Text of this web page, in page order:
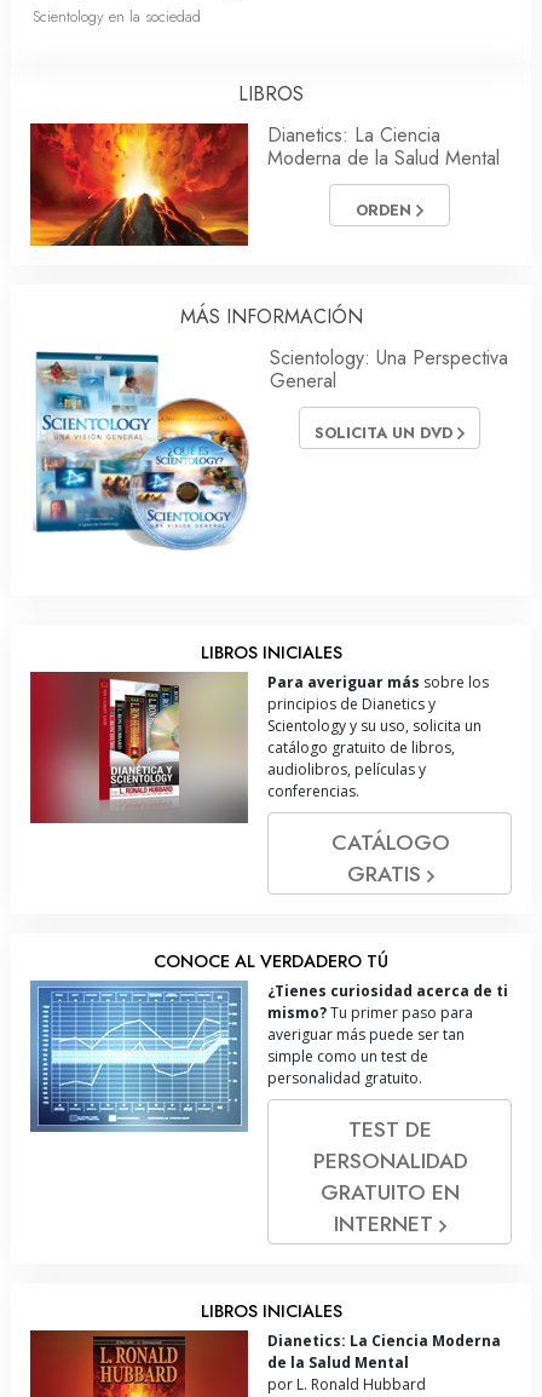
Scientology en la sociedad
LIBROS
Dianetics: La Ciencia
Moderna de la Salud Mental
ORDEN
MÁS INFORMACIÓN
Scientology: Una Perspectiva
General
SOLICITA UN DVD
LIBROS INICIALES
Para averiguar más sobre los
principios de Dianetics y
Scientology y su uso, solicita un
catálogo gratuito de libros,
audiolibros, películas y
conferencias.
CATÁLOGO
GRATIS
CONOCE AL VERDADERO TÚ
¿Tienes curiosidad acerca de ti
mismo?Tu primer paso para
averiguar más puede ser tan
simple como un test de
personalidad gratuito.
TEST DE
PERSONALIDAD
GRATUITO EN
INTERNET
LIBROS INICIALES
Dianetics: La Ciencia Moderna
de la Salud Mental
por L. Ronald Hubbard